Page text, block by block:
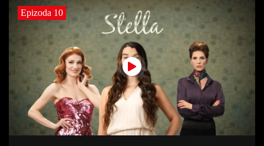
Epizoda 10